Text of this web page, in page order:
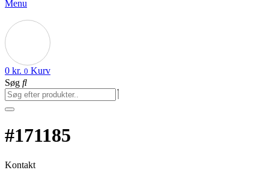
Menu
0 kr. 0 Kurv
Søg
#171185
Kontakt